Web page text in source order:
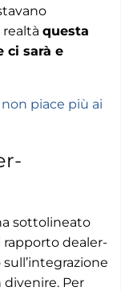
realtà questa
ci sarà e
piace più ai
sottolineato
rapporto dealer-
Per